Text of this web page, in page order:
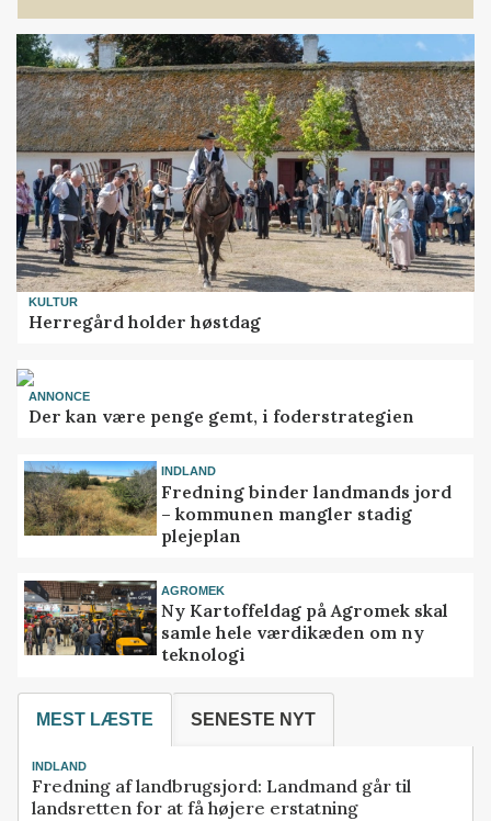
KULTUR
Herregård holder høstdag
ANNONCE
Der kan være penge gemt, i foderstrategien
INDLAND
Fredning binder landmands jord
– kommunen mangler stadig
plejeplan
AGROMEK
Ny Kartoffeldag på Agromek skal
samle hele værdikæden om ny
teknologi
MEST LÆSTE SENESTE NYT
INDLAND
Fredning af landbrugsjord: Landmand går til
landsretten for at få højere erstatning